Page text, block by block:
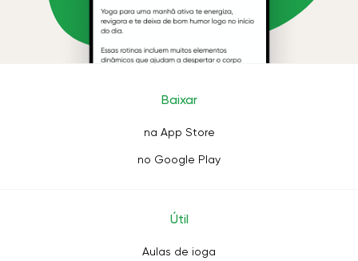
Baixar
na App Store
no Google Play
Útil
Aulas de ioga